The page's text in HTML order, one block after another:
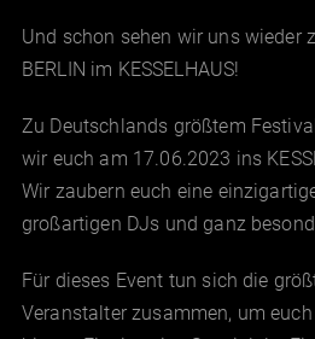
Und schon sehen wir uns wieder
BERLIN im KESSELHAUS!
Zu Deutschlands größtem
wir euch am 17.06.2023 ins
Wir zaubern euch eine
großartigen DJs und ganz
Für dieses Event tun sich die
Veranstalter zusammen, um